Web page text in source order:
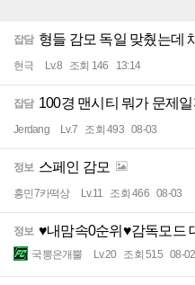
잡담 형들 감모 독일 맞췄는데
현극 Lv.8 조회 146 13:14
잡담 100경 맨시티 뭐가 문제
Jerdang Lv.7 조회 493 08-03
정보 스페인 감모
흥민7카떡상 Lv.11 조회 466 08-03
정보 ♥내맘속0순위♥감독모드
국뽕은개뿔 Lv.20 조회 515 08-02